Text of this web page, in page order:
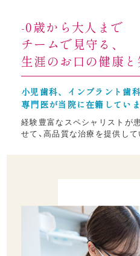
-0歳から大人まで
チームで見守る、
生涯のお口の健康と
小児歯科、インプラント歯
専門医が当院に在籍していま
経験豊富なスペシャリストが
せて、高品質な治療を提供して